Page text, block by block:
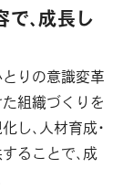
、成長し
りの意識変革
組織づくりを
し、人材育成・
ることで、成